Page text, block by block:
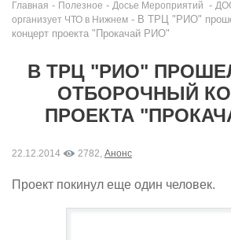
Главная - Полезное - Досье Мероприятий -
организует ЧТО в Нижнем - В ТРЦ "РИО"
концерт проекта "Прокачай РИО"
В ТРЦ "РИО"
ОТБОРОЧНЫЙ
ПРОЕКТА
22.12.2014 2782, Анонс
Проект покинул еще один человек.